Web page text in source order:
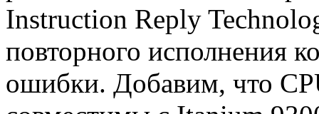
Instruction Reply
повторного исполнения
ошибки. Добавим, что